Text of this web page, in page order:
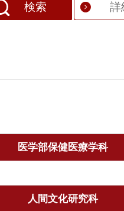
検索 詳
医学部保健医療学科
人間文化研究科